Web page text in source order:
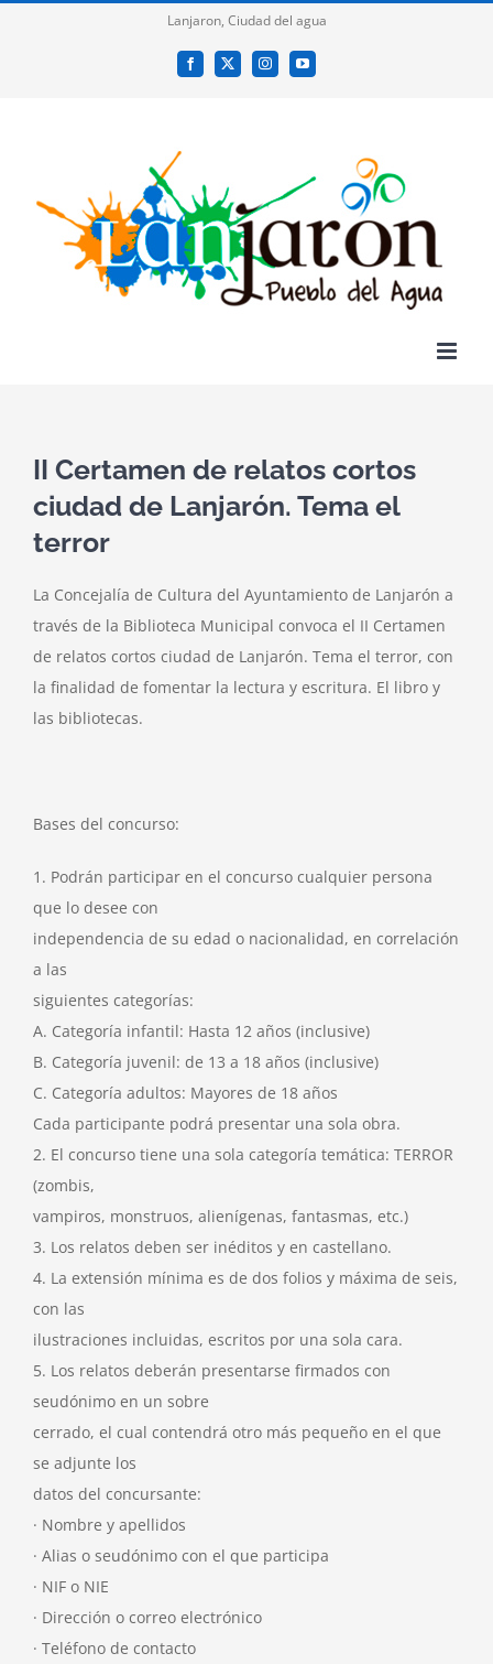
Lanjaron, Ciudad del agua
Facebook
X InstagramYouTube
II Certamen de relatos cortos
ciudad de Lanjarón. Tema el
terror
La Concejalía de Cultura del Ayuntamiento de Lanjarón a
través de la Biblioteca Municipal convoca el II Certamen
de relatos cortos ciudad de Lanjarón. Tema el terror, con
la finalidad de fomentar la lectura y escritura. El libro y
las bibliotecas.
Bases del concurso:
1. Podrán participar en el concurso cualquier persona
que lo desee con
independencia de su edad o nacionalidad, en correlación
a las
siguientes categorías:
A. Categoría infantil: Hasta 12 años (inclusive)
B. Categoría juvenil: de 13 a 18 años (inclusive)
C. Categoría adultos: Mayores de 18 años
Cada participante podrá presentar una sola obra.
2. El concurso tiene una sola categoría temática: TERROR
(zombis,
vampiros, monstruos, alienígenas, fantasmas, etc.)
3. Los relatos deben ser inéditos y en castellano.
4. La extensión mínima es de dos folios y máxima de seis,
con las
ilustraciones incluidas, escritos por una sola cara.
5. Los relatos deberán presentarse firmados con
seudónimo en un sobre
cerrado, el cual contendrá otro más pequeño en el que
se adjunte los
datos del concursante:
· Nombre y apellidos
· Alias o seudónimo con el que participa
· NIF o NIE
· Dirección o correo electrónico
· Teléfono de contacto